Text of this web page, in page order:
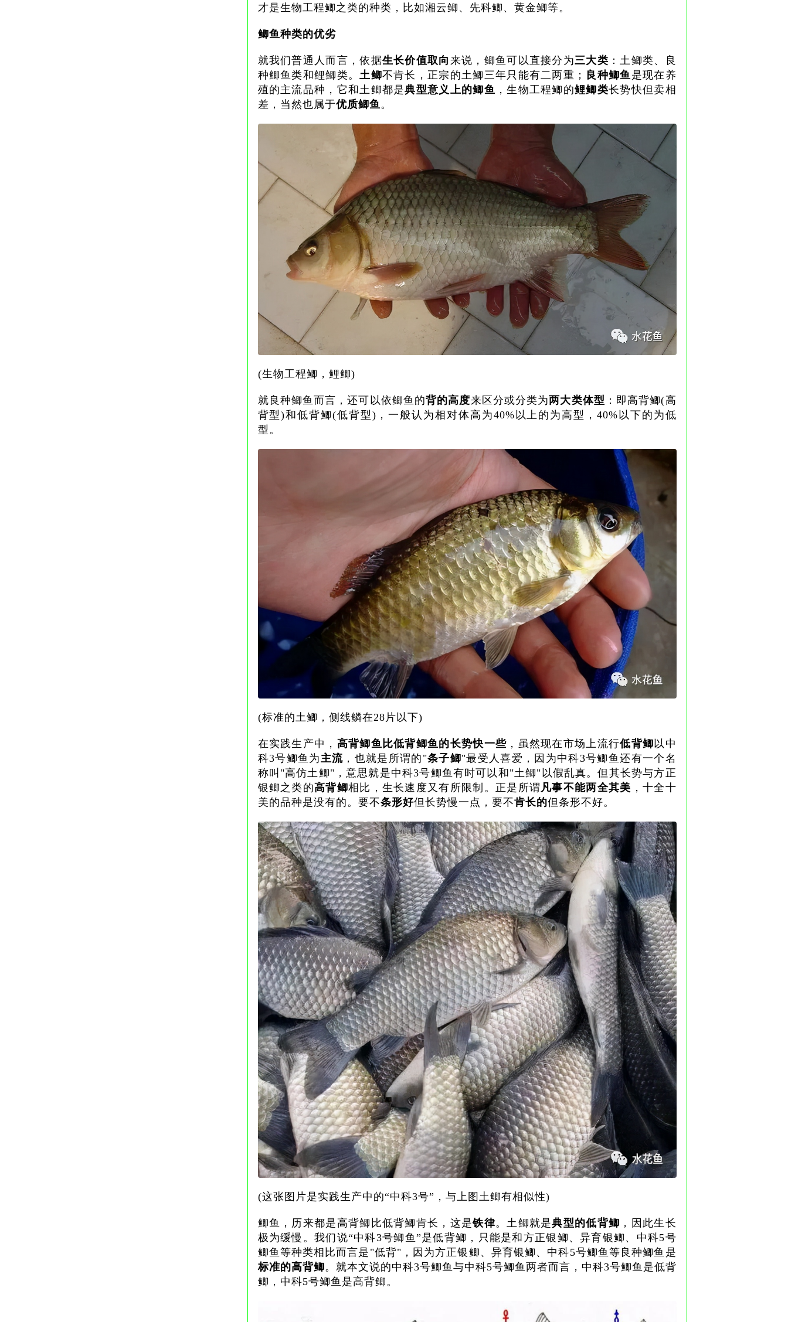
才是生物工程鲫之类的种类，比如湘云鲫、先科鲫、黄金鲫等。
鲫鱼种类的优劣
就我们普通人而言，依据生长价值取向 来说，鲫鱼可以直接分为三大类 ：土鲫类、良
种鲫鱼类和鲤鲫类。土鲫不肯长，正宗的土鲫三年只能有二两重； 良种鲫鱼是现在养
殖的主流品种，它和土鲫都是典型意义上的鲫鱼 ，生物工程鲫的鲤鲫类长势快但卖相
差，当然也属于优质鲫鱼。
(生物工程鲫，鲤鲫)
就良种鲫鱼而言，还可以依鲫鱼的背的高度来区分或分类为两大类体型 ：即高背鲫(高
背型)和低背鲫(低背型)，一般认为相对体高为40%以上的为高型，40%以下的为低
型。
(标准的土鲫，侧线鳞在28片以下)
在实践生产中， 高背鲫鱼比低背鲫鱼的长势快一些 ，虽然现在市场上流行低背鲫以中
科3号鲫鱼为主流 ，也就是所谓的"条子鲫"最受人喜爱，因为中科3号鲫鱼还有一个名
称叫"高仿土鲫"，意思就是中科3号鲫鱼有时可以和"土鲫"以假乱真。但其长势与方正
银鲫之类的高背鲫相比，生长速度又有所限制。正是所谓凡事不能两全其美 ，十全十
美的品种是没有的。要不条形好但长势慢一点，要不肯长的但条形不好。
(这张图片是实践生产中的“中科3号”，与上图 土鲫有相似性)
鲫鱼，历来都是高背鲫比低背鲫肯长，这是铁律。土鲫就是典型的低背鲫 ，因此生长
极为缓慢。我们说“中科3号鲫鱼”是低背鲫，只能是和方正银鲫、异育银鲫、中科5号
鲫鱼等种类相比而言是"低背"，因为方正银鲫、异育银鲫、中科5号鲫鱼等良种鲫鱼是
标准的高背鲫。就本文说的中科3号鲫鱼与中科5号鲫鱼两者而言，中科3号鲫鱼是低背
鲫，中科5号鲫鱼是高背鲫。